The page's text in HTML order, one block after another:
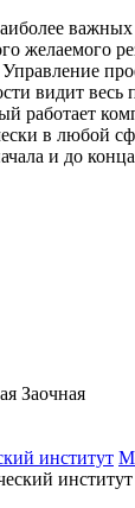
желаемого
видит весь
работает
в любой
и до
Заочная
институт